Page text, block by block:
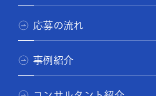
応募の流れ
事例紹介